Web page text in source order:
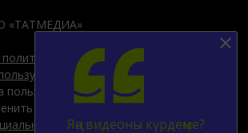
«ТАТМЕДИА»
«cookie»для персонализации
пользователей сайтом. Использование
в настройках браузера.
Яңа видеоны күрдеңме?